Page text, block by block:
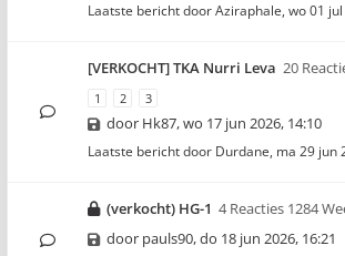
Laatste bericht doorAziraphale, wo 01
[VERKOCHT] TKA Nurri Leva 20
1 2 3
door Hk87,wo 17 jun 2026, 14:10
Laatste bericht door Durdane, ma 29 jun
(verkocht) HG-1 4 Reacties 1284
door pauls90,do 18 jun 2026, 16:21